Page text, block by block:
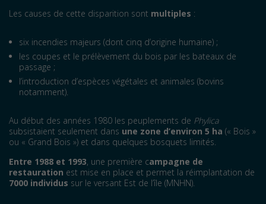
Les causes de cette disparition sont multiples :
six incendies majeurs (dont cinq d’origine humaine) ;
les coupes et le prélèvement du bois par les bateaux de
passage ;
l’introduction d’espèces végétales et animales (bovins
notamment).
Au début des années 1980 les peuplements de Phylica
subsistaient seulement dans une zone d’environ 5 ha (« Bois »
ou « Grand Bois ») et dans quelques bosquets limités.
Entre 1988 et 1993, une première campagne de
restauration est mise en place et permet la réimplantation de
7000 individus sur le versant Est de l’île (MNHN).